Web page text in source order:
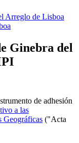
Arreglo de Lisboa
Ginebra del
de adhesión
a las
Geográficas ("Acta